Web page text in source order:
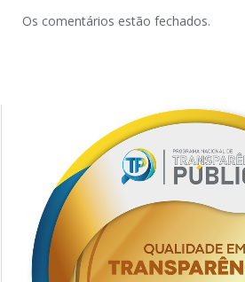
Os comentários estão fechados.